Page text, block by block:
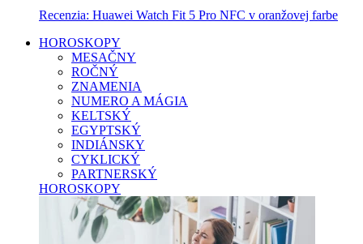
Recenzia: Huawei Watch Fit 5 Pro NFC v oranžovej farbe
HOROSKOPY
MESAČNY
ROČNÝ
ZNAMENIA
NUMERO A MÁGIA
KELTSKÝ
EGYPTSKÝ
INDIÁNSKY
CYKLICKÝ
PARTNERSKÝ
HOROSKOPY